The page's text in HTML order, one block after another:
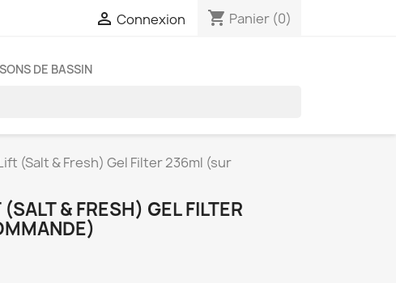
 Connexion shopping_cart Panier (0)
DE BASSIN
(Salt & Fresh) Gel Filter 236ml (sur
& FRESH) GEL FILTER